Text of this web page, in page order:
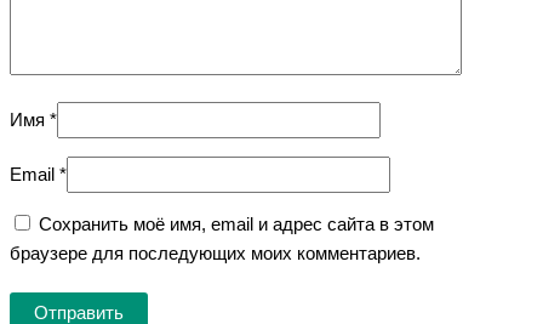
Имя *
Email *
Сохранить моё имя, email и адрес сайта в этом
браузере для последующих моих комментариев.